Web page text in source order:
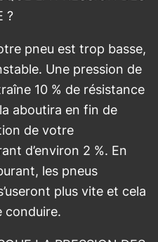
?
pneu est trop basse,
Une pression de
10 % de résistance
aboutira en fin de
de votre
d’environ 2 %. En
les pneus
plus vite et cela
conduire.